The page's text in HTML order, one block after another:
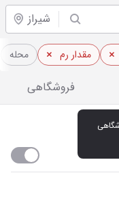
شیراز
مقدار رم محله
فروشگاهی